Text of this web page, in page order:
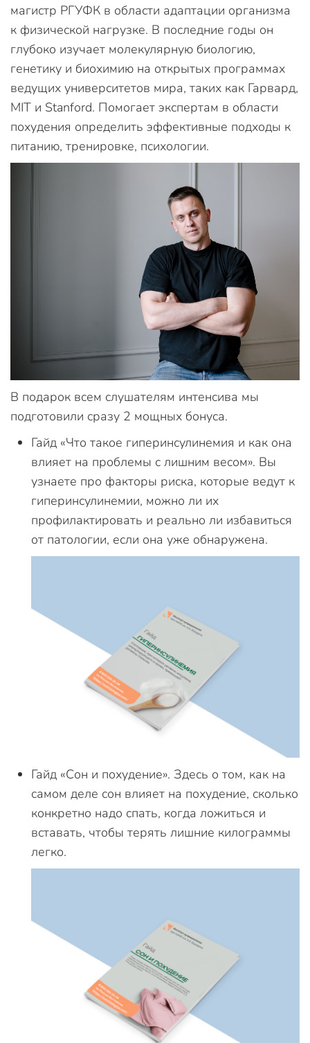
магистр РГУФК в области адаптации организма
к физической нагрузке. В последние годы он
глубоко изучает молекулярную биологию,
генетику и биохимию на открытых программах
ведущих университетов мира, таких как Гарвард,
МIT и Stanford. Помогает экспертам в области
похудения определить эффективные подходы к
питанию, тренировке, психологии.
В подарок всем слушателям интенсива мы
подготовили сразу 2 мощных бонуса.
Гайд «Что такое гиперинсулинемия и как она
влияет на проблемы с лишним весом». Вы
узнаете про факторы риска, которые ведут к
гиперинсулинемии, можно ли их
профилактировать и реально ли избавиться
от патологии, если она уже обнаружена.
Гайд «Сон и похудение». Здесь о том, как на
самом деле сон влияет на похудение, сколько
конкретно надо спать, когда ложиться и
вставать, чтобы терять лишние килограммы
легко.